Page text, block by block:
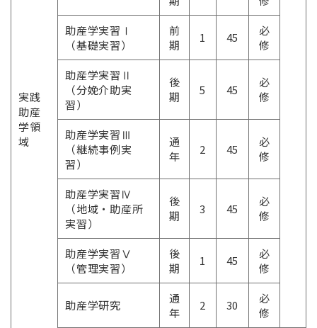
実践
助産
学領
域
助産学実習Ⅰ
（基礎実習）
前
期
1 45
必
修
助産学実習Ⅱ
（分娩介助実
習）
後
期
5 45
必
修
助産学実習Ⅲ
（継続事例実
習）
通
年
2 45
必
修
助産学実習Ⅳ
（地域・助産所
実習）
後
期
3 45
必
修
助産学実習Ⅴ
（管理実習）
後
期
1 45
必
修
助産学研究
通
年
2 30
必
修